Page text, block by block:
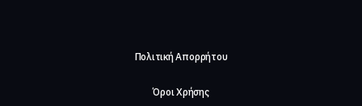
Πολιτική Απορρήτου
Όροι Χρήσης